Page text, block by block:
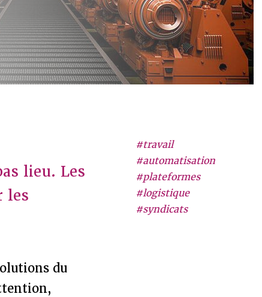
#travail
#automatisation
#plateformes
#logistique
#syndicats
lieu. Les
les
du